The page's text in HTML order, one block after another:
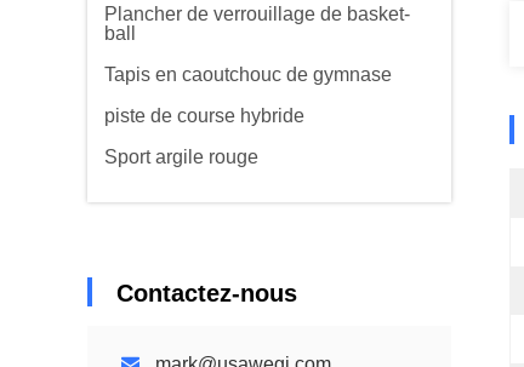
Plancher de verrouillage de basket-
ball
Tapis en caoutchouc de gymnase
piste de course hybride
Sport argile rouge
Contactez-nous